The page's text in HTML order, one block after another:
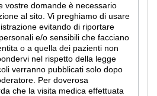
vostre domande è necessario
al sito. Vi preghiamo di usare
evitando di riportare
e/o sensibili che facciano
o a quella dei pazienti non
nel rispetto della legge
verranno pubblicati solo dopo
Per doverosa
che la visita medica effettuata